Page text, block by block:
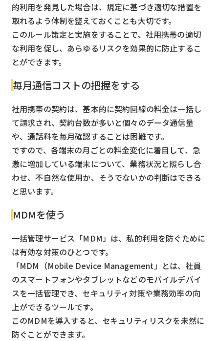
的利用を発見した場合は、規定に基づき適切な措置を
取れるよう体制を整えておくことも大切です。
このルール策定と実施をすることで、社用携帯の適切
な利用を促し、あらゆるリスクを効果的に防止するこ
とができます。
毎月通信コストの把握をする
社用携帯の契約は、基本的に契約回線の料金は一括し
て請求され、契約台数が多いと個々のデータ通信量
や、通話料を毎月確認することは困難です。
ですので、各端末の月ごとの料金変化に着目して、急
激に増加している端末について、業務状況と照らし合
わせ、不自然な使用か、そうでないかの判断はできる
と思います。
MDMを使う
一括管理サービス「MDM」は、私的利用を防ぐために
は有効な対策のひとつです。
「MDM（Mobile Device Management」とは、社員
のスマートフォンやタブレットなどのモバイルデバイ
スを一括管理でき、セキュリティ対策や業務効率の向
上ができるツールです。
このMDMを導入すると、セキュリティリスクを未然に
防ぐことができます。